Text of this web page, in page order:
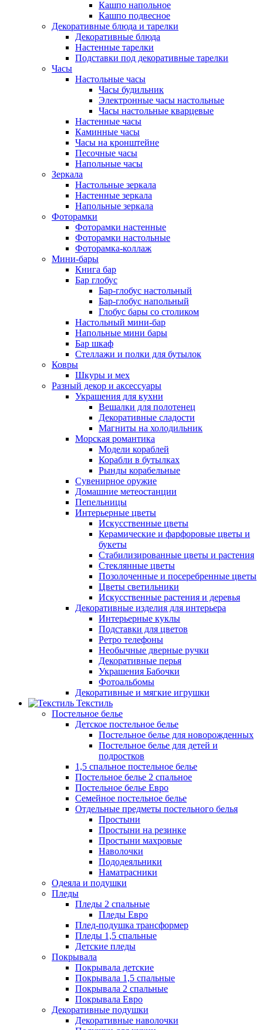
Кашпо напольное
Кашпо подвесное
Декоративные блюда и тарелки
Декоративные блюда
Настенные тарелки
Подставки под декоративные тарелки
Часы
Настольные часы
Часы будильник
Электронные часы настольные
Часы настольные кварцевые
Настенные часы
Каминные часы
Часы на кронштейне
Песочные часы
Напольные часы
Зеркала
Настольные зеркала
Настенные зеркала
Напольные зеркала
Фоторамки
Фоторамки настенные
Фоторамки настольные
Фоторамка-коллаж
Мини-бары
Книга бар
Бар глобус
Бар-глобус настольный
Бар-глобус напольный
Глобус бары со столиком
Настольный мини-бар
Напольные мини бары
Бар шкаф
Стеллажи и полки для бутылок
Ковры
Шкуры и мех
Разный декор и аксессуары
Украшения для кухни
Вешалки для полотенец
Декоративные сладости
Магниты на холодильник
Морская романтика
Модели кораблей
Корабли в бутылках
Рынды корабельные
Сувенирное оружие
Домашние метеостанции
Пепельницы
Интерьерные цветы
Искусственные цветы
Керамические и фарфоровые цветы и
букеты
Стабилизированные цветы и растения
Стеклянные цветы
Позолоченные и посеребренные цветы
Цветы светильники
Искусственные растения и деревья
Декоративные изделия для интерьера
Интерьерные куклы
Подставки для цветов
Ретро телефоны
Необычные дверные ручки
Декоративные перья
Украшения Бабочки
Фотоальбомы
Декоративные и мягкие игрушки
Текстиль
Постельное белье
Детское постельное белье
Постельное белье для новорожденных
Постельное белье для детей и
подростков
1,5 спальное постельное белье
Постельное белье 2 спальное
Постельное белье Евро
Семейное постельное белье
Отдельные предметы постельного белья
Простыни
Простыни на резинке
Простыни махровые
Наволочки
Пододеяльники
Наматрасники
Одеяла и подушки
Пледы
Пледы 2 спальные
Пледы Евро
Плед-подушка трансформер
Пледы 1,5 спальные
Детские пледы
Покрывала
Покрывала детские
Покрывала 1,5 спальные
Покрывала 2 спальные
Покрывала Евро
Декоративные подушки
Декоративные наволочки